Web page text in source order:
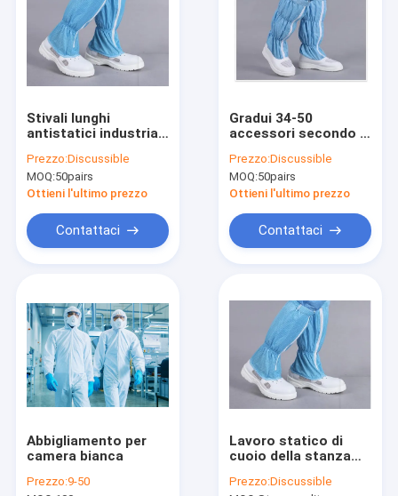
Stivali lunghi
antistatici industriali
in pelle PU con
tessuto conduttivo
per camere bianche
Prezzo:Discussible
MOQ:50pairs
Ottieni l'ultimo prezzo
Contattaci
Gradui 34-50
accessori secondo la
senza polvere, anti
stivali statici del
lavoro con il PVC
Prezzo:Discussible
MOQ:50pairs
Ottieni l'ultimo prezzo
Contattaci
Abbigliamento per
camera bianca
Prezzo:9-50
Lavoro statico di
cuoio della stanza
elaborazione l'anti
Prezzo:Discussible